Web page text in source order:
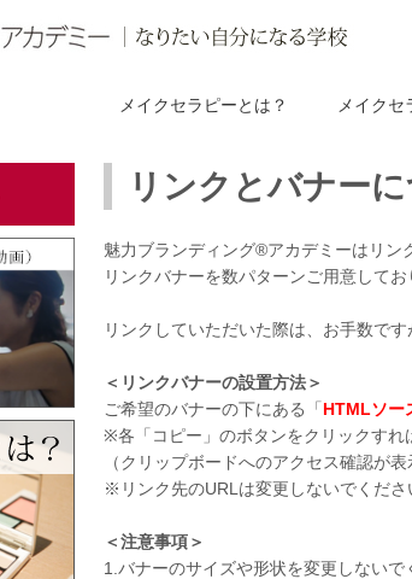
メイクセラピーとは？ メイクセ
リンクとバナー
魅力ブランディング®アカデミーはリン
リンクバナーを数パターンご用意して
リンクしていただいた際は、お手数で
＜リンクバナーの設置方法＞
ご希望のバナーの下にある「 HTMLソー
※各「コピー」のボタンをクリックすれ
（クリップボードへのアクセス確認が
※リンク先のURLは変更しないでくださ
＜注意事項＞
1.バナーのサイズや形状を変更しないで